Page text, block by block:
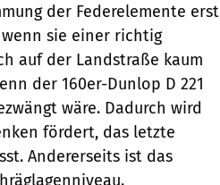
der Federelemente erst
sie einer richtig
auf der Landstraße kaum
der 160er-Dunlop D 221
wäre. Dadurch wird
fördert, das letzte
Andererseits ist das